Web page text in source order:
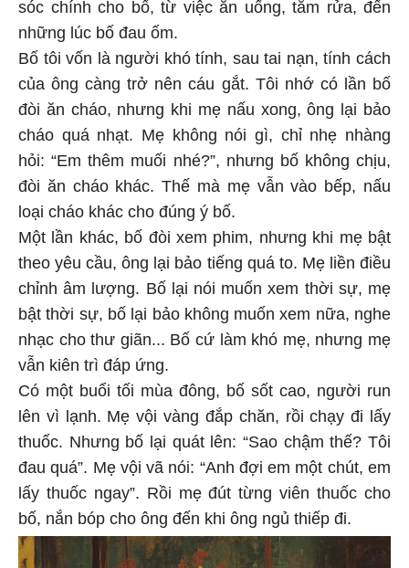
sóc chính cho bố, từ việc ăn uống, tắm rửa, đến
những lúc bố đau ốm.
Bố tôi vốn là người khó tính, sau tai nạn, tính cách
của ông càng trở nên cáu gắt. Tôi nhớ có lần bố
đòi ăn cháo, nhưng khi mẹ nấu xong, ông lại bảo
cháo quá nhạt. Mẹ không nói gì, chỉ nhẹ nhàng
hỏi: “Em thêm muối nhé?”, nhưng bố không chịu,
đòi ăn cháo khác. Thế mà mẹ vẫn vào bếp, nấu
loại cháo khác cho đúng ý bố.
Một lần khác, bố đòi xem phim, nhưng khi mẹ bật
theo yêu cầu, ông lại bảo tiếng quá to. Mẹ liền điều
chỉnh âm lượng. Bố lại nói muốn xem thời sự, mẹ
bật thời sự, bố lại bảo không muốn xem nữa, nghe
nhạc cho thư giãn... Bố cứ làm khó mẹ, nhưng mẹ
vẫn kiên trì đáp ứng.
Có một buổi tối mùa đông, bố sốt cao, người run
lên vì lạnh. Mẹ vội vàng đắp chăn, rồi chạy đi lấy
thuốc. Nhưng bố lại quát lên: “Sao chậm thế? Tôi
đau quá”. Mẹ vội vã nói: “Anh đợi em một chút, em
lấy thuốc ngay”. Rồi mẹ đút từng viên thuốc cho
bố, nắn bóp cho ông đến khi ông ngủ thiếp đi.